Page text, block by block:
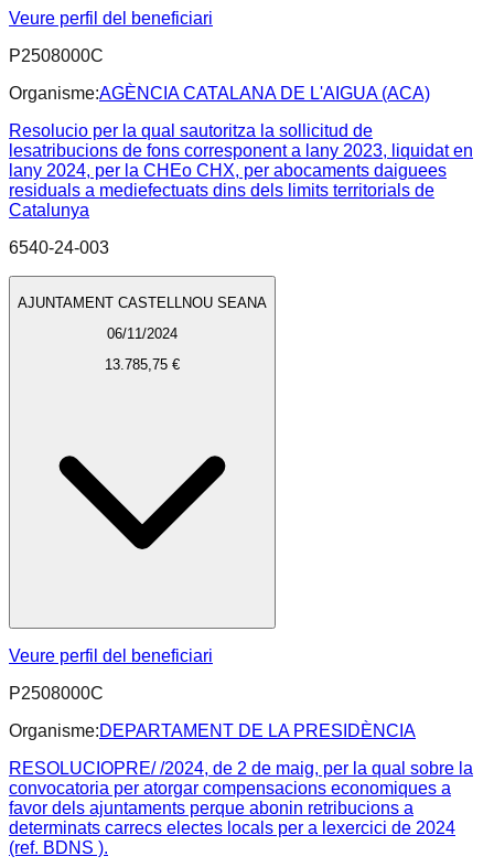
Veure perfil del beneficiari
P2508000C
Organisme:AGÈNCIA CATALANA DE L'AIGUA (ACA)
Resolucio per la qual sautoritza la sollicitud de
lesatribucions de fons corresponent a lany 2023, liquidat en
lany 2024, per la CHEo CHX, per abocaments daiguees
residuals a mediefectuats dins dels limits territorials de
Catalunya
6540-24-003
AJUNTAMENT CASTELLNOU SEANA
06/11/2024
13.785,75 €
Veure perfil del beneficiari
P2508000C
Organisme:DEPARTAMENT DE LA PRESIDÈNCIA
RESOLUCIOPRE/ /2024, de 2 de maig, per la qual sobre la
convocatoria per atorgar compensacions economiques a
favor dels ajuntaments perque abonin retribucions a
determinats carrecs electes locals per a lexercici de 2024
(ref. BDNS ).